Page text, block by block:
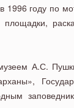
году по
А.С.